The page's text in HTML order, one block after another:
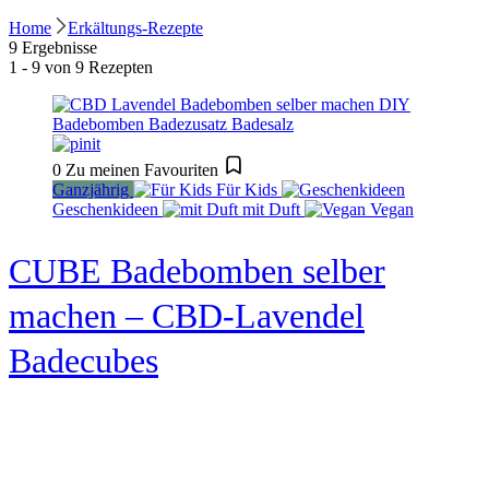
Home
Erkältungs-Rezepte
9 Ergebnisse
1 - 9 von 9 Rezepten
0 Zu meinen Favouriten
Ganzjährig
Für Kids
Geschenkideen
mit Duft Vegan
CUBE Badebomben selber
machen – CBD-Lavendel
Badecubes